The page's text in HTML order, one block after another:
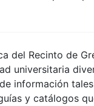
del Recinto de
universitaria
información
y catálogos